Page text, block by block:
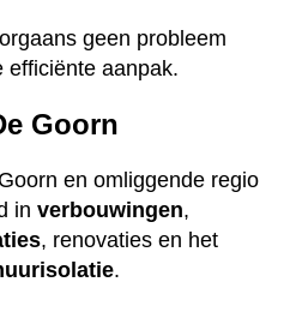
geen probleem
efficiënte aanpak.
Goorn
en omliggende regio
in verbouwingen,
, renovaties en het
.